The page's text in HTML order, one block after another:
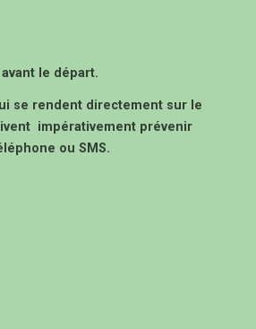
le départ.
se rendent directement sur le
impérativement prévenir
ou SMS.